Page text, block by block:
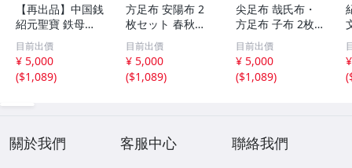
【再出品】中国銭
紹元聖寶 鉄母
銭？
目前出價
¥ 5,000
($1,089)
方足布 安陽布 2
枚セット 春秋戦
国時代 中国古代
銭貨 布貨 布幣 銅
銭 古銭 コレクシ
ョン 貨幣
目前出價
¥ 5,000
($1,089)
尖足布 哉氏布・
方足布 子布 2枚
セット 中国戦国
古銭 布幣 古銭 貨
布 貨幣
目前出價
¥ 5,000
($1,089)
(
關於我們 客服中心 聯絡我們